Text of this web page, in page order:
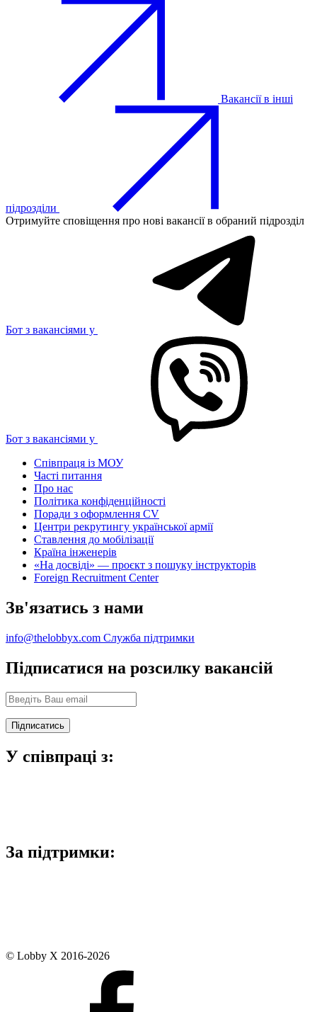
Вакансії в інші
підрозділи
Отримуйте сповіщення про нові вакансії в обраний підрозділ
Бот з вакансіями у
Бот з вакансіями у
Співпраця із МОУ
Часті питання
Про нас
Політика конфіденційності
Поради з оформлення CV
Центри рекрутингу української армії
Ставлення до мобілізації
Країна інженерів
«На досвіді» — проєкт з пошуку інструкторів
Foreign Recruitment Center
Зв'язатись з нами
info@thelobbyx.com Служба підтримки
Підписатися на розсилку вакансій
У співпраці з:
За підтримки:
© Lobby X 2016-2026